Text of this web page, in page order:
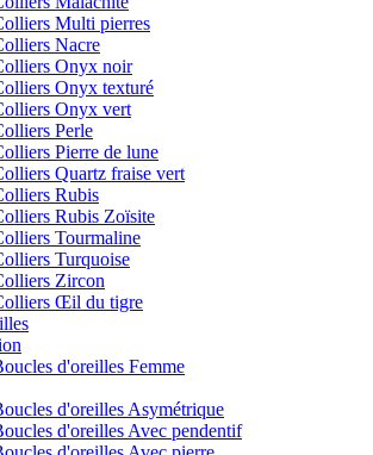
Multi pierres
Nacre
Onyx noir
Onyx texturé
Onyx vert
Perle
Pierre de lune
Quartz fraise vert
Rubis
Rubis Zoïsite
Tourmaline
Turquoise
Zircon
Œil du tigre
d'oreilles Femme
d'oreilles Asymétrique
d'oreilles Avec pendentif